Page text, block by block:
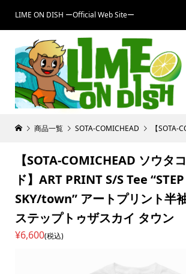
LIME ON DISH ーOfficial Web Siteー
商品一覧 SOTA-COMICHEAD 【SOTA-COMICHEAD ソウタコミックヘッド】
【SOTA-COMICHEAD ソウタ
ド】ART PRINT S/S Tee
SKY/town” アートプリント半
ステップトゥザスカイ タウン
¥6,600(税込)